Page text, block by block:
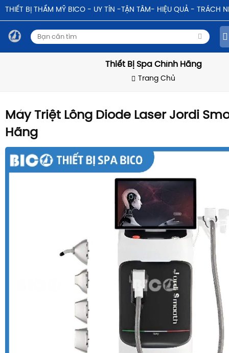
THIẾT BỊ THẨM MỸ BICO - UY TÍN -TẬN TÂM- HIỆU QUẢ - TRÁCH
Thiết Bị Spa Chính Hãng
Trang Chủ
Máy Triệt Lông Diode Laser Jordi
Hãng